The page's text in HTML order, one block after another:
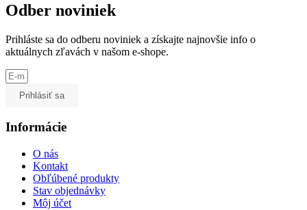
Odber noviniek
Prihláste sa do odberu noviniek a získajte najnovšie info o
aktuálnych zľavách v našom e-shope.
Prihlásiť sa
Informácie
O nás
Kontakt
Obľúbené produkty
Stav objednávky
Môj účet